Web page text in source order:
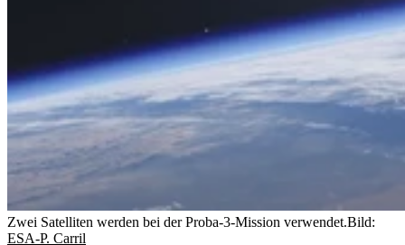
Zwei Satelliten werden bei der Proba-3-Mission verwendet.Bild:
ESA-P. Carril